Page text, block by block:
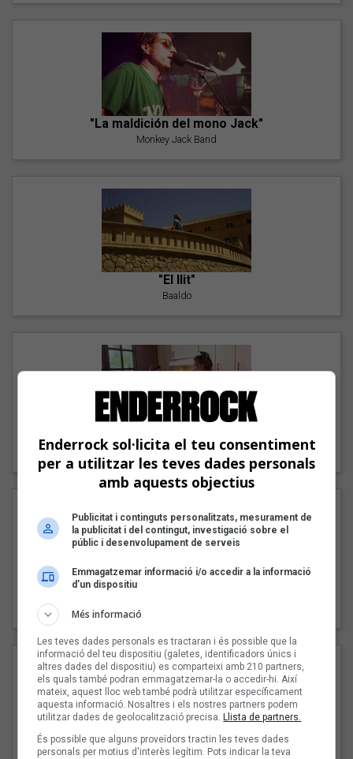
"La maldición del mono Jack"
Monkey Jack Band
"El llit"
Baaldo
"Lo bueno y lo malo"
Carmen y María
Pep Álvarez amb Joan Muntaner (Xanguito)
Enderrock sol·licita el teu consentiment
per a utilitzar les teves dades personals
amb aquests objectius
Publicitat i continguts personalitzats, mesurament de
la publicitat i del contingut, investigació sobre el
públic i desenvolupament de serveis
Emmagatzemar informació i/o accedir a la informació
d’un dispositiu
Més informació
Les teves dades personals es tractaran i és possible que la
informació del teu dispositiu (galetes, identificadors únics i
altres dades del dispositiu) es comparteixi amb 210 partners,
els quals també podran emmagatzemar-la o accedir-hi. Així
mateix, aquest lloc web també podrà utilitzar específicament
aquesta informació. Nosaltres i els nostres partners podem
utilitzar dades de geolocalització precisa. Llista de partners.
És possible que alguns proveïdors tractin les teves dades
personals per motius d'interès legítim. Pots indicar la teva